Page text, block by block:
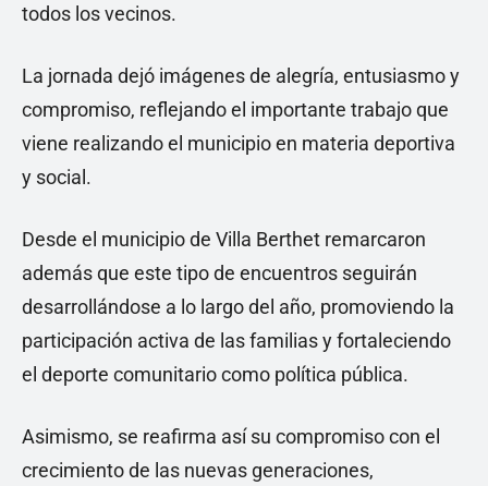
todos los vecinos.
La jornada dejó imágenes de alegría, entusiasmo y
compromiso, reflejando el importante trabajo que
viene realizando el municipio en materia deportiva
y social.
Desde el municipio de Villa Berthet remarcaron
además que este tipo de encuentros seguirán
desarrollándose a lo largo del año, promoviendo la
participación activa de las familias y fortaleciendo
el deporte comunitario como política pública.
Asimismo, se reafirma así su compromiso con el
crecimiento de las nuevas generaciones,